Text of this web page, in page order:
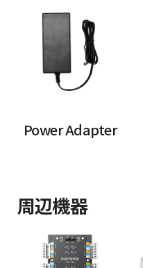
Power Adapter
周辺機器